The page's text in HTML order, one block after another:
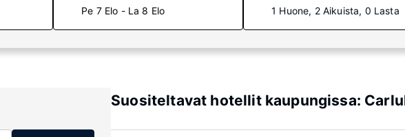
Pe 7 Elo - La 8 Elo 1 Huone, 2 Aikuista, 0 Lasta
Suositeltavat hotellit kaupungissa: